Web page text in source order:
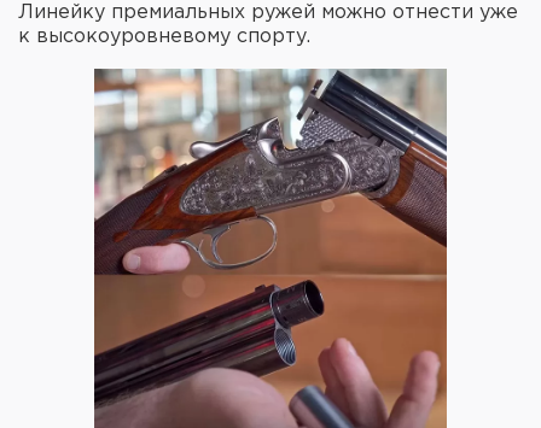
Линейку премиальных ружей можно отнести уже
к высокоуровневому спорту.